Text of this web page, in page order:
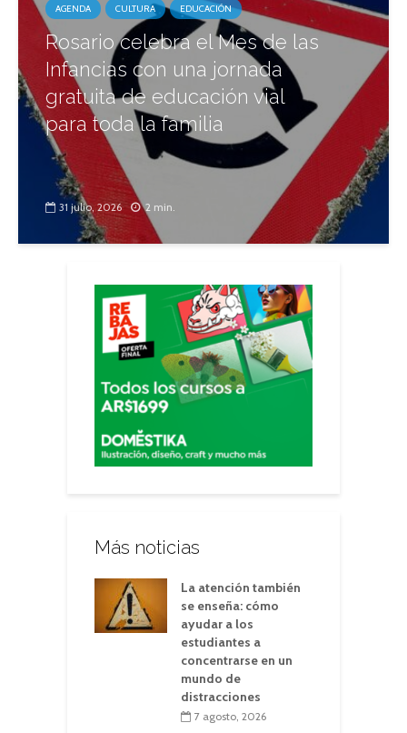
AGENDA CULTURA EDUCACIÓN
Rosario celebra el Mes de las
Infancias con una jornada
gratuita de educación vial
para toda la familia
31 julio, 2026 2 min.
Más noticias
La atención también
se enseña: cómo
ayudar a los
estudiantes a
concentrarse en un
mundo de
distracciones
7 agosto, 2026